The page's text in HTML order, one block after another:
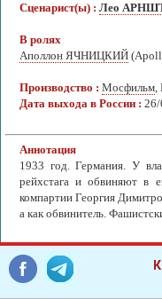
Сценарист(ы) : Лео
В ролях
Аполлон ЯЧНИЦКИЙ
Производство : Мосфильм,
Дата выхода в России : 26/
Аннотация
1933 год. Германия. У
рейхстага и обвиняют в
компартии Георгия
а как обвинитель.